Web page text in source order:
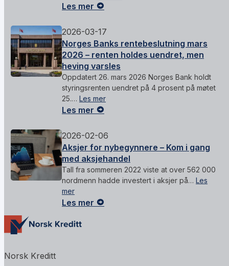
Les mer
2026-03-17
Norges Banks rentebeslutning mars
2026 – renten holdes uendret, men
heving varsles
Oppdatert 26. mars 2026 Norges Bank holdt
styringsrenten uendret på 4 prosent på møtet
25.… Les mer
Les mer
2026-02-06
Aksjer for nybegynnere – Kom i gang
med aksjehandel
Tall fra sommeren 2022 viste at over 562 000
nordmenn hadde investert i aksjer på… Les
mer
Les mer
Norsk Kreditt